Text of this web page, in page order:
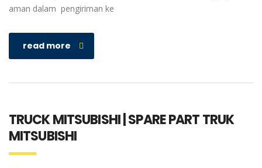
aman dalam pengiriman ke
read more
TRUCK MITSUBISHI | SPARE PART TRUK
MITSUBISHI